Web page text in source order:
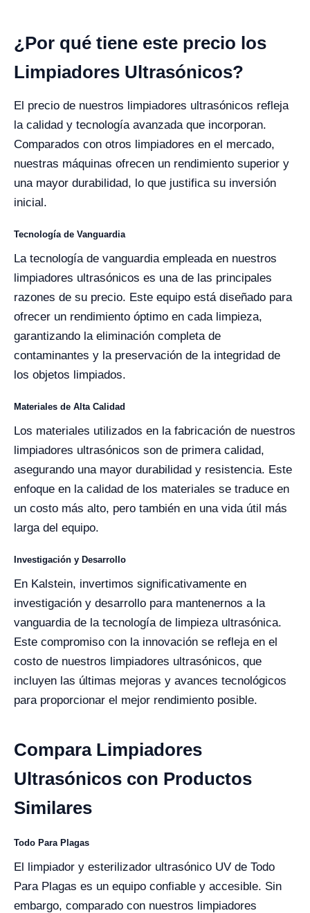
¿Por qué tiene este precio los
Limpiadores Ultrasónicos?
El precio de nuestros limpiadores ultrasónicos refleja
la calidad y tecnología avanzada que incorporan.
Comparados con otros limpiadores en el mercado,
nuestras máquinas ofrecen un rendimiento superior y
una mayor durabilidad, lo que justifica su inversión
inicial.
Tecnología de Vanguardia
La tecnología de vanguardia empleada en nuestros
limpiadores ultrasónicos es una de las principales
razones de su precio. Este equipo está diseñado para
ofrecer un rendimiento óptimo en cada limpieza,
garantizando la eliminación completa de
contaminantes y la preservación de la integridad de
los objetos limpiados.
Materiales de Alta Calidad
Los materiales utilizados en la fabricación de nuestros
limpiadores ultrasónicos son de primera calidad,
asegurando una mayor durabilidad y resistencia. Este
enfoque en la calidad de los materiales se traduce en
un costo más alto, pero también en una vida útil más
larga del equipo.
Investigación y Desarrollo
En Kalstein, invertimos significativamente en
investigación y desarrollo para mantenernos a la
vanguardia de la tecnología de limpieza ultrasónica.
Este compromiso con la innovación se refleja en el
costo de nuestros limpiadores ultrasónicos, que
incluyen las últimas mejoras y avances tecnológicos
para proporcionar el mejor rendimiento posible.
Compara Limpiadores
Ultrasónicos con Productos
Similares
Todo Para Plagas
El limpiador y esterilizador ultrasónico UV de Todo
Para Plagas es un equipo confiable y accesible. Sin
embargo, comparado con nuestros limpiadores